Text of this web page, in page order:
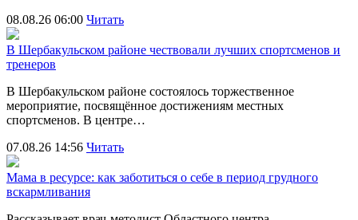
08.08.26 06:00 Читать
В Шербакульском районе чествовали лучших спортсменов и
тренеров
В Шербакульском районе состоялось торжественное
мероприятие, посвящённое достижениям местных
спортсменов. В центре…
07.08.26 14:56 Читать
Мама в ресурсе: как заботиться о себе в период грудного
вскармливания